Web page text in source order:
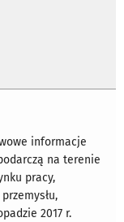
informacje
na terenie
pracy,
2017 r.